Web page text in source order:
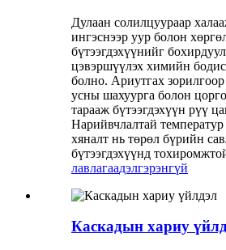
Дулаан солилцуураар
ингэснээр уур болон
бүтээгдэхүүнийг
цэвэршүүлэх химийн
болно. Ариутгах
усны шахуурга болон
тарааж бүтээгдэхүүн рүү
Нарийвчлалтай
хяналт нь төрөл бүрийн
бүтээгдэхүүнд
лавлагаадэлгэрэнгүй
Каскадын хариу